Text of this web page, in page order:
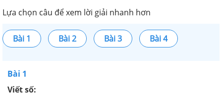
Lựa chọn câu để xem lời giải nhanh hơn
Bài 1 Bài 2 Bài 3 Bài 4
Bài 1
Viết số: